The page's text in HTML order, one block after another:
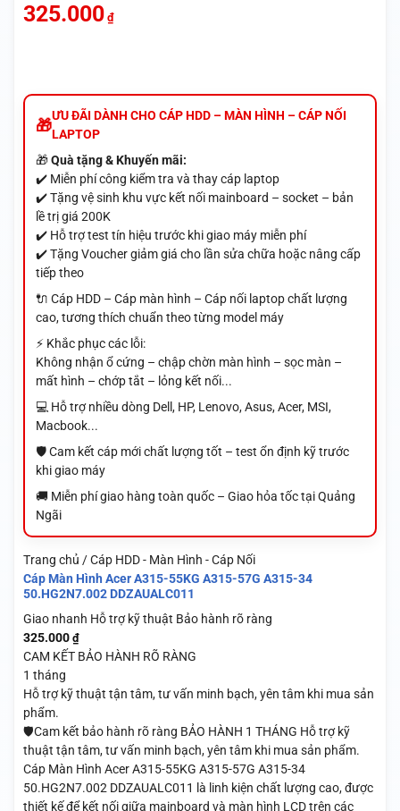
325.000 ₫
ƯU ĐÃI DÀNH CHO CÁP HDD – MÀN HÌNH – CÁP NỐI
LAPTOP
🎁Quà tặng & Khuyến mãi:
✔️ Miễn phí công kiểm tra và thay cáp laptop
✔️ Tặng vệ sinh khu vực kết nối mainboard – socket – bản
lề trị giá 200K
✔️ Hỗ trợ test tín hiệu trước khi giao máy miễn phí
✔️ Tặng Voucher giảm giá cho lần sửa chữa hoặc nâng cấp
tiếp theo
🔌 Cáp HDD – Cáp màn hình – Cáp nối laptop chất lượng
cao, tương thích chuẩn theo từng model máy
⚡ Khắc phục các lỗi:
Không nhận ổ cứng – chập chờn màn hình – sọc màn –
mất hình – chớp tắt – lỏng kết nối...
💻 Hỗ trợ nhiều dòng Dell, HP, Lenovo, Asus, Acer, MSI,
Macbook...
🛡️ Cam kết cáp mới chất lượng tốt – test ổn định kỹ trước
khi giao máy
🚚 Miễn phí giao hàng toàn quốc – Giao hỏa tốc tại Quảng
Ngãi
Trang chủ / Cáp HDD - Màn Hình - Cáp Nối
Cáp Màn Hình Acer A315-55KG A315-57G A315-34
50.HG2N7.002 DDZAUALC011
Giao nhanh Hỗ trợ kỹ thuật Bảo hành rõ ràng
325.000 ₫
CAM KẾT BẢO HÀNH RÕ RÀNG
1 tháng
Hỗ trợ kỹ thuật tận tâm, tư vấn minh bạch, yên tâm khi mua sản
phẩm.
🛡️Cam kết bảo hành rõ ràng BẢO HÀNH 1 THÁNG Hỗ trợ kỹ
thuật tận tâm, tư vấn minh bạch, yên tâm khi mua sản phẩm.
Cáp Màn Hình Acer A315-55KG A315-57G A315-34
50.HG2N7.002 DDZAUALC011 là linh kiện chất lượng cao, được
thiết kế để kết nối giữa mainboard và màn hình LCD trên các